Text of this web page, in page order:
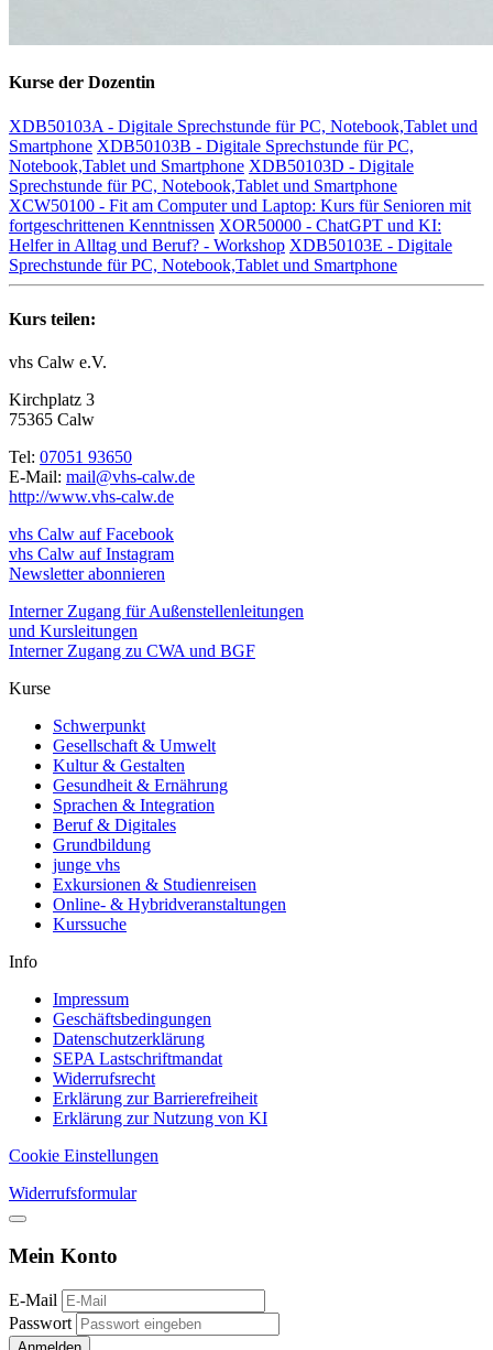
Kurse der Dozentin
XDB50103A - Digitale Sprechstunde für PC, Notebook,Tablet und
Smartphone XDB50103B - Digitale Sprechstunde für PC,
Notebook,Tablet und Smartphone XDB50103D - Digitale
Sprechstunde für PC, Notebook,Tablet und Smartphone
XCW50100 - Fit am Computer und Laptop: Kurs für Senioren mit
fortgeschrittenen Kenntnissen XOR50000 - ChatGPT und KI:
Helfer in Alltag und Beruf? - Workshop XDB50103E - Digitale
Sprechstunde für PC, Notebook,Tablet und Smartphone
Kurs teilen:
vhs Calw e.V.
Kirchplatz 3
75365 Calw
Tel: 07051 93650
E-Mail: mail@vhs-calw.de
http://www.vhs-calw.de
vhs Calw auf Facebook
vhs Calw auf Instagram
Newsletter abonnieren
Interner Zugang für Außenstellenleitungen
und Kursleitungen
Interner Zugang zu CWA und BGF
Kurse
Schwerpunkt
Gesellschaft & Umwelt
Kultur & Gestalten
Gesundheit & Ernährung
Sprachen & Integration
Beruf & Digitales
Grundbildung
junge vhs
Exkursionen & Studienreisen
Online- & Hybridveranstaltungen
Kurssuche
Info
Impressum
Geschäftsbedingungen
Datenschutzerklärung
SEPA Lastschriftmandat
Widerrufsrecht
Erklärung zur Barrierefreiheit
Erklärung zur Nutzung von KI
Cookie Einstellungen
Widerrufsformular
Mein Konto
E-Mail
Passwort